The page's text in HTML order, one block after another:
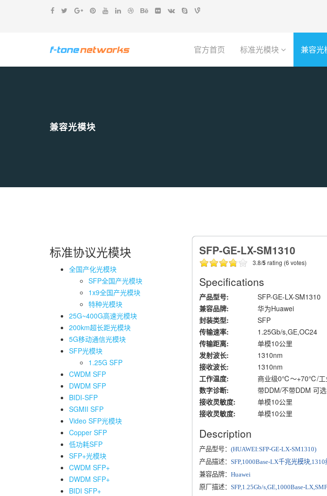
官方首页 标准光模块 兼容光
兼容光模块
标准协议光模块
全国产化光模块
SFP全国产光模块
1x9全国产光模块
特种光模块
25G~400G高速光模块
200km超长距光模块
5G移动通信光模块
SFP光模块
1.25G SFP
CWDM SFP
DWDM SFP
BIDI-SFP
SGMII SFP
Video SFP光模块
Copper SFP
低功耗SFP
SFP+光模块
CWDM SFP+
DWDM SFP+
BIDI SFP+
SFP-GE-LX-SM1310
3.8/5rating (6 votes)
Specifications
产品型号:
SFP-GE-LX-SM1310
兼容品牌:
华为Huawei
封装类型:
SFP
传输速率:
1.25Gb/s,GE,OC24
传输距离:
单模10公里
发射波长:
1310nm
接收波长:
1310nm
工作温度:
商业级0℃～+70℃/
数字诊断:
带DDM/不带DDM 可选
接收灵敏度:
单模10公里
接收灵敏度:
单模10公里
Description
产品型号： (HUAWEI:SFP-GE-LX-SM1310)
产品描述： SFP,1000Base-LX千兆光模块
兼容品牌： Huawei
原厂描述： SFP,1.25Gb/s,GE,1000Base-